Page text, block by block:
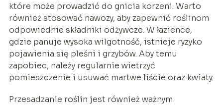
które może prowadzić do gnicia korzeni. Warto
również stosować nawozy, aby zapewnić roślinom
odpowiednie składniki odżywcze. W łazience,
gdzie panuje wysoka wilgotność, istnieje ryzyko
pojawienia się pleśni i grzybów. Aby temu
zapobiec, należy regularnie wietrzyć
pomieszczenie i usuwać martwe liście oraz kwiaty.
Przesadzanie roślin jest również ważnym